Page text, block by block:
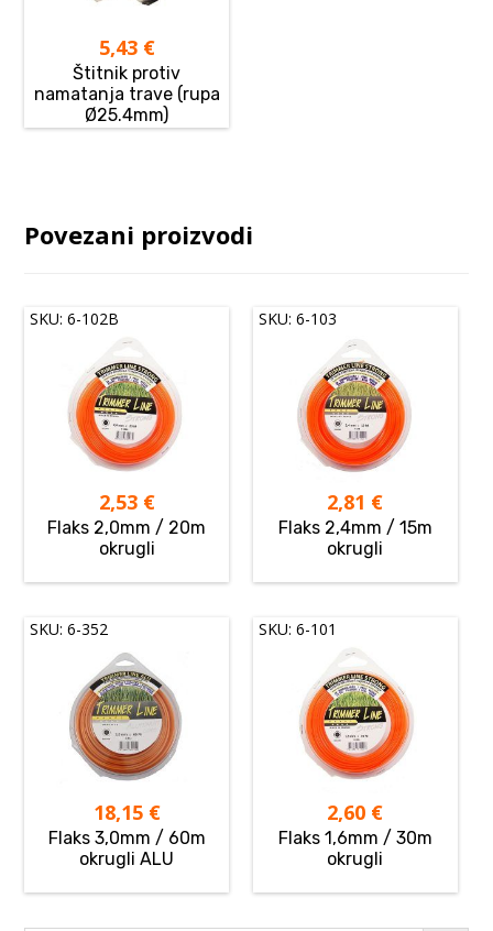
5,43 €
Štitnik protiv
namatanja trave (rupa
Ø25.4mm)
Povezani proizvodi
SKU: 6-102B
2,53 €
Flaks 2,0mm / 20m
okrugli
SKU: 6-103
2,81 €
Flaks 2,4mm / 15m
okrugli
SKU: 6-352
18,15 €
Flaks 3,0mm / 60m
okrugli ALU
SKU: 6-101
2,60 €
Flaks 1,6mm / 30m
okrugli